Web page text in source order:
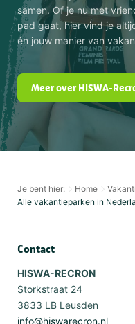
samen. Of je nu met
pad gaat, hier vind je
én jouw manier van
Meer over HISWA-
Je bent hier: Home
Alle vakantieparken in
Contact
HISWA-RECRON
Storkstraat 24
3833 LB Leusden
info@hiswarecron.nl